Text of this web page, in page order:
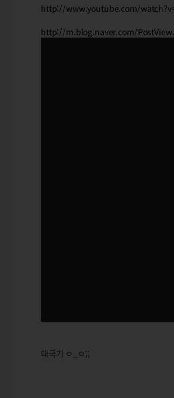
http://www.youtube.com/
http://m.blog.naver.com/
태극기 ㅇ_ㅇ;;